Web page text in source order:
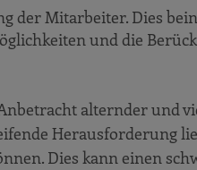
der Mitarbeiter. Dies
und die
alternder und
Herausforderung
Dies kann einen